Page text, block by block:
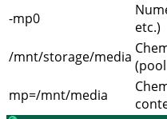
-mp0
etc.)
/mnt/storage/media
mp=/mnt/media